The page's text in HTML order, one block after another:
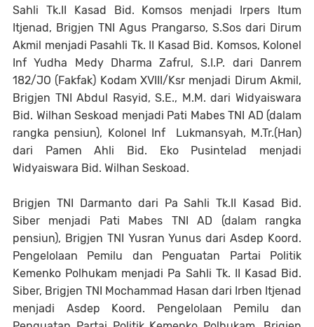
Sahli Tk.II Kasad Bid. Komsos menjadi Irpers Itum
Itjenad, Brigjen TNI Agus Prangarso, S.Sos dari Dirum
Akmil menjadi Pasahli Tk. II Kasad Bid. Komsos, Kolonel
Inf Yudha Medy Dharma Zafrul, S.I.P. dari Danrem
182/JO (Fakfak) Kodam XVIII/Ksr menjadi Dirum Akmil,
Brigjen TNI Abdul Rasyid, S.E., M.M. dari Widyaiswara
Bid. Wilhan Seskoad menjadi Pati Mabes TNI AD (dalam
rangka pensiun), Kolonel Inf Lukmansyah, M.Tr.(Han)
dari Pamen Ahli Bid. Eko Pusintelad menjadi
Widyaiswara Bid. Wilhan Seskoad.
Brigjen TNI Darmanto dari Pa Sahli Tk.II Kasad Bid.
Siber menjadi Pati Mabes TNI AD (dalam rangka
pensiun), Brigjen TNI Yusran Yunus dari Asdep Koord.
Pengelolaan Pemilu dan Penguatan Partai Politik
Kemenko Polhukam menjadi Pa Sahli Tk. II Kasad Bid.
Siber, Brigjen TNI Mochammad Hasan dari Irben Itjenad
menjadi Asdep Koord. Pengelolaan Pemilu dan